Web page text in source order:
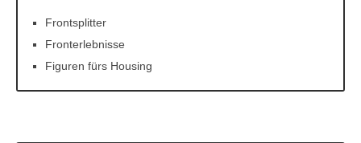
Frontsplitter
Fronterlebnisse
Figuren fürs Housing